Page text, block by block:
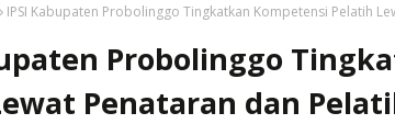
IPSI Kabupaten Probolinggo Tingkatkan Kompetensi Pelatih
Probolinggo
Penataran dan